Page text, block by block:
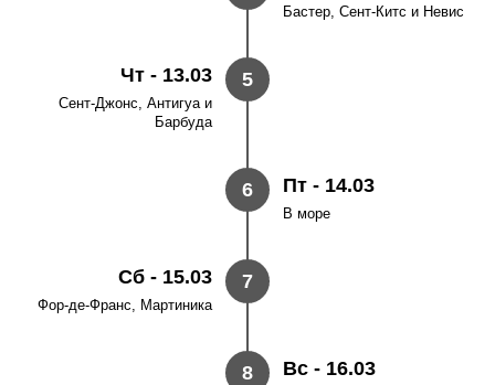
Бастер, Сент-Китс и Невис
5
Чт - 13.03
Сент-Джонс, Антигуа и
Барбуда
6 Пт - 14.03
В море
7
Сб - 15.03
Фор-де-Франс, Мартиника
8 Вс - 16.03